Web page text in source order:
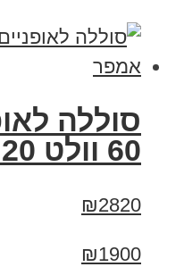
סוללה
60 וולט 20 אמפר
₪2820
₪1900